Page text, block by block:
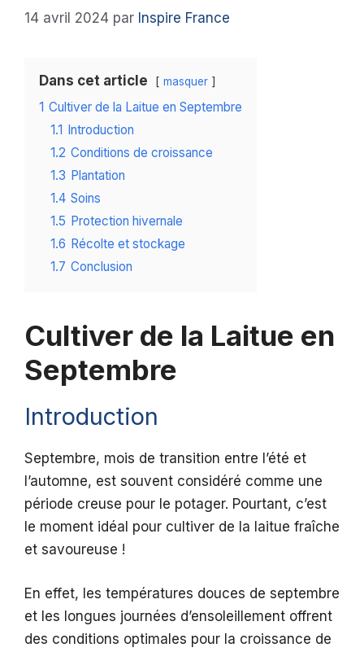
14 avril 2024 par Inspire France
Dans cet article masquer
1 Cultiver de la Laitue en Septembre
1.1 Introduction
1.2 Conditions de croissance
1.3 Plantation
1.4 Soins
1.5 Protection hivernale
1.6 Récolte et stockage
1.7 Conclusion
Cultiver de la Laitue en
Septembre
Introduction
Septembre, mois de transition entre l’été et
l’automne, est souvent considéré comme une
période creuse pour le potager. Pourtant, c’est
le moment idéal pour cultiver de la laitue fraîche
et savoureuse !
En effet, les températures douces de septembre
et les longues journées d’ensoleillement offrent
des conditions optimales pour la croissance de